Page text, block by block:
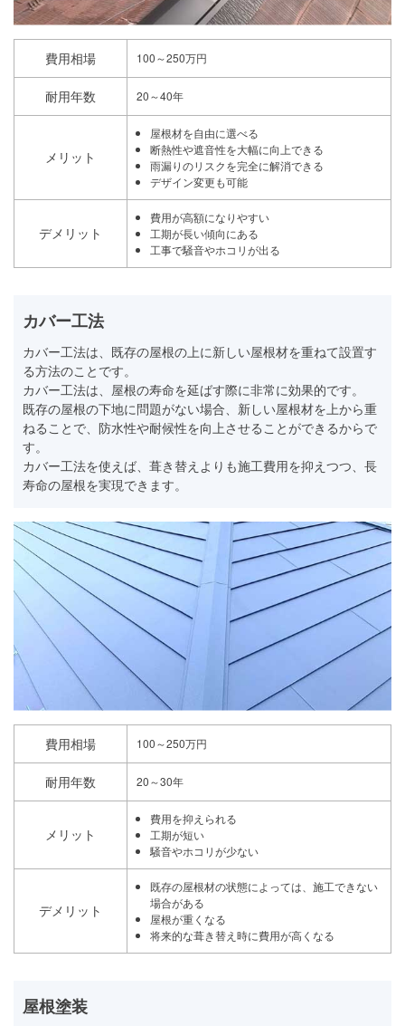
費用相場 100～250万円
耐用年数 20～40年
メリット
屋根材を自由に選べる
断熱性や遮音性を大幅に向上できる
雨漏りのリスクを完全に解消できる
デザイン変更も可能
デメリット
費用が高額になりやすい
工期が長い傾向にある
工事で騒音やホコリが出る
カバー工法
カバー工法は、既存の屋根の上に新しい屋根材を重ねて設置す
る方法のことです。
カバー工法は、屋根の寿命を延ばす際に非常に効果的です。
既存の屋根の下地に問題がない場合、新しい屋根材を上から重
ねることで、防水性や耐候性を向上させることができるからで
す。
カバー工法を使えば、葺き替えよりも施工費用を抑えつつ、長
寿命の屋根を実現できます。
費用相場 100～250万円
耐用年数 20～30年
メリット
費用を抑えられる
工期が短い
騒音やホコリが少ない
デメリット
既存の屋根材の状態によっては、施工できない
場合がある
屋根が重くなる
将来的な葺き替え時に費用が高くなる
屋根塗装